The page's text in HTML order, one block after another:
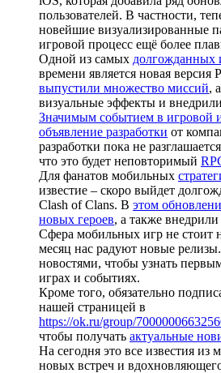
пользователей. В частности,
новейшие визуализированные
игровой процесс ещё более
Одной из самых долгожданных
времени является новая версия
выпустили множество миссий,
визуальные эффекты и
Значимым событием в игровой
объявление разработки от
разработки пока не
что это будет неповторимый
Для фанатов мобильных
известие – скоро выйдет
Clash of Clans. В этом
новых героев, а также
Сфера мобильных игр не стоит
месяц нас радуют новые
новостями, чтобы узнать
играх и событиях.
Кроме того, обязательно
нашей страницей в
https://ok.ru/group/
чтобы получать актуальные
На сегодня это все известия из
новых встреч и